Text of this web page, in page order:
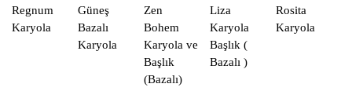
Regnum
Karyola
Güneş
Bazalı
Karyola
Zen
Bohem
Karyola ve
Başlık
(Bazalı)
Liza
Karyola
Başlık (
Bazalı )
Rosita
Karyola